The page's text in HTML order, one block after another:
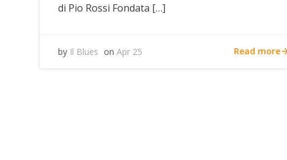
di Pio Rossi Fondata […]
by Il Blues on Apr 25 Read more